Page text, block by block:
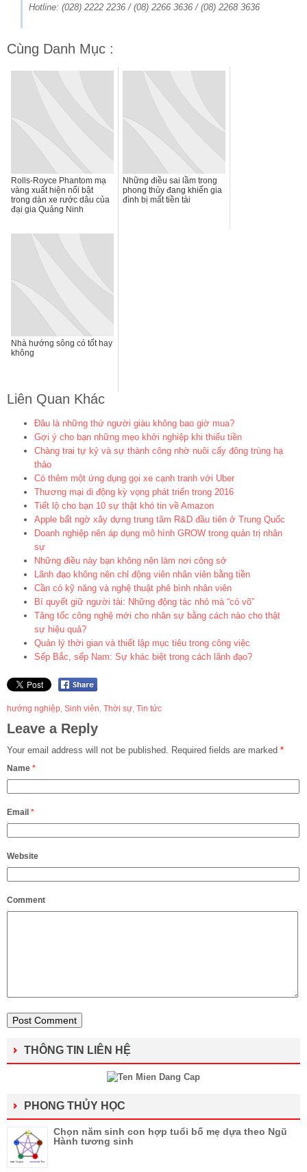
Hotline: (028) 2222 2236 / (08) 2266 3636 / (08) 2268 3636
Cùng Danh Mục :
Rolls-Royce Phantom mạ
vàng xuất hiện nổi bật
trong dàn xe rước dâu của
đại gia Quảng Ninh
Những điều sai lầm trong
phong thủy đang khiến gia
đình bị mất tiền tài
Nhà hướng sông có tốt hay
không
Liên Quan Khác
Đâu là những thứ người giàu không bao giờ mua?
Gợi ý cho bạn những mẹo khởi nghiệp khi thiếu tiền
Chàng trai tự kỷ và sự thành công nhờ nuôi cấy đông trùng hạ
thảo
Có thêm một ứng dụng gọi xe cạnh tranh với Uber
Thương mại di động kỳ vọng phát triển trong 2016
Tiết lộ cho bạn 10 sự thật khó tin về Amazon
Apple bất ngờ xây dựng trung tâm R&D đầu tiên ở Trung Quốc
Doanh nghiệp nên áp dụng mô hình GROW trong quản trị nhân
sự
Những điều này bạn không nên làm nơi công sở
Lãnh đạo không nên chỉ động viên nhân viên bằng tiền
Cần có kỹ năng và nghệ thuật phê bình nhân viên
Bí quyết giữ người tài: Những động tác nhỏ mà “có võ”
Tăng tốc công nghệ mới cho nhân sự bằng cách nào cho thật
sự hiệu quả?
Quản lý thời gian và thiết lập mục tiêu trong công việc
Sếp Bắc, sếp Nam: Sự khác biệt trong cách lãnh đạo?
hướng nghiệp, Sinh viên, Thời sự, Tin tức
Leave a Reply
Your email address will not be published. Required fields are marked *
Name *
Email *
Website
Comment
THÔNG TIN LIÊN HỆ
PHONG THỦY HỌC
Chọn năm sinh con hợp tuổi bố mẹ dựa theo Ngũ
Hành tương sinh